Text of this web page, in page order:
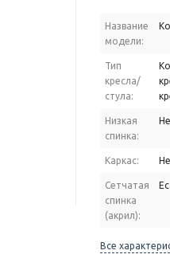
Название
модели:
Тип
кресла/
стула:
Низкая
спинка:
Каркас:
Сетчатая
спинка
(акрил):
Все